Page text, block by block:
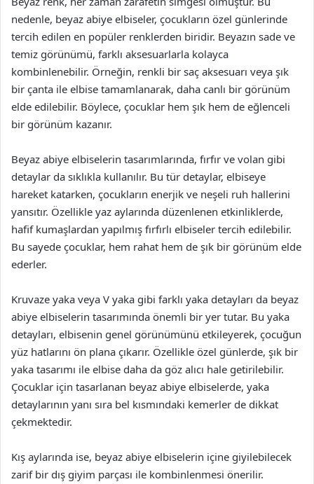
nedenle, beyaz abiye elbiseler, çocukların özel günlerinde
tercih edilen en popüler renklerden biridir. Beyazın sade ve
temiz görünümü, farklı aksesuarlarla kolayca
kombinlenebilir. Örneğin, renkli bir saç aksesuarı veya şık
bir çanta ile elbise tamamlanarak, daha canlı bir görünüm
elde edilebilir. Böylece, çocuklar hem şık hem de eğlenceli
bir görünüm kazanır.
Beyaz abiye elbiselerin tasarımlarında, fırfır ve volan gibi
detaylar da sıklıkla kullanılır. Bu tür detaylar, elbiseye
hareket katarken, çocukların enerjik ve neşeli ruh hallerini
yansıtır. Özellikle yaz aylarında düzenlenen etkinliklerde,
hafif kumaşlardan yapılmış fırfırlı elbiseler tercih edilebilir.
Bu sayede çocuklar, hem rahat hem de şık bir görünüm elde
ederler.
Kruvaze yaka veya V yaka gibi farklı yaka detayları da beyaz
abiye elbiselerin tasarımında önemli bir yer tutar. Bu yaka
detayları, elbisenin genel görünümünü etkileyerek, çocuğun
yüz hatlarını ön plana çıkarır. Özellikle özel günlerde, şık bir
yaka tasarımı ile elbise daha da göz alıcı hale getirilebilir.
Çocuklar için tasarlanan beyaz abiye elbiselerde, yaka
detaylarının yanı sıra bel kısmındaki kemerler de dikkat
çekmektedir.
Kış aylarında ise, beyaz abiye elbiselerin içine giyilebilecek
zarif bir dış giyim parçası ile kombinlenmesi önerilir.